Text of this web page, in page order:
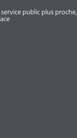
public plus proche,